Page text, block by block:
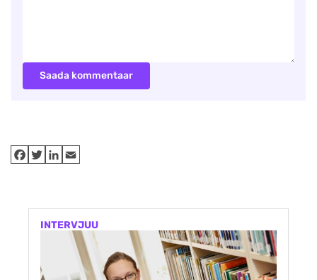
Saada kommentaar
INTERVJUU